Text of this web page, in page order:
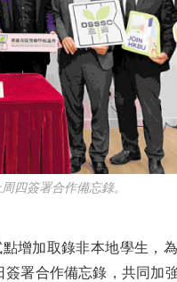
簽署合作備忘錄。
加取錄非本地學生，
署合作備忘錄，共同加